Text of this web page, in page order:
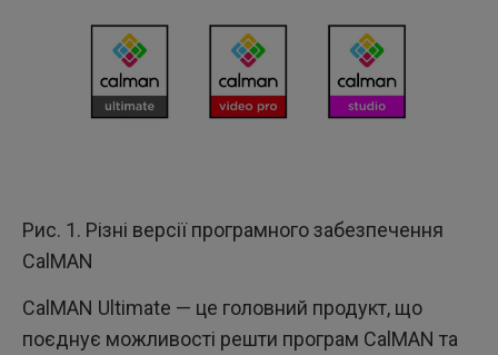
Рис. 1. Різні версії програмного забезпечення
CalMAN
CalMAN Ultimate — це головний продукт, що
поєднує можливості решти програм CalMAN та